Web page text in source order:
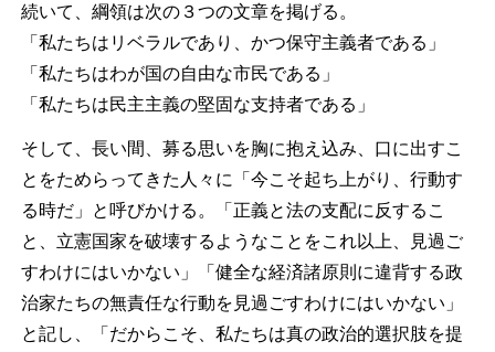
続いて、綱領は次の３つの文章を掲げる。
「私たちはリベラルであり、かつ保守主義者である」
「私たちはわが国の自由な市民である」
「私たちは民主主義の堅固な支持者である」
そして、長い間、募る思いを胸に抱え込み、口に出すこ
とをためらってきた人々に「今こそ起ち上がり、行動す
る時だ」と呼びかける。「正義と法の支配に反するこ
と、立憲国家を破壊するようなことをこれ以上、見過ご
すわけにはいかない」「健全な経済諸原則に違背する政
治家たちの無責任な行動を見過ごすわけにはいかない」
と記し、「だからこそ、私たちは真の政治的選択肢を提